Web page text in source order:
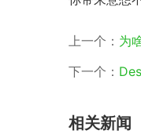
上一个： 为
下一个：
相关新闻